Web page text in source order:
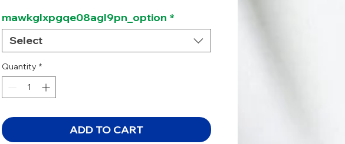
mawkglxpgqe08agl9pn_option *
Select
Quantity *
ADD TO CART